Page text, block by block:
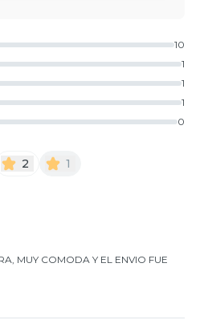
10
1
1
1
0
2 1
MUY COMODA Y EL ENVIO FUE